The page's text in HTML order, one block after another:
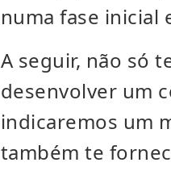
numa fase inicial
A seguir, não só
desenvolver um
indicaremos um
também te